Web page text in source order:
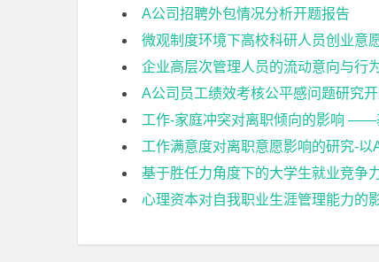
A公司招聘外包情况分析开题报告
微观制度环境下高校科研人员创业意
企业高层次管理人员的流动意向与行
A公司员工绩效考核公平感问题研究
工作-家庭冲突对离职倾向的影响 ——
工作满意度对离职意愿影响的研究-
基于胜任力角度下的大学生就业竞争
心理资本对自我职业生涯管理能力